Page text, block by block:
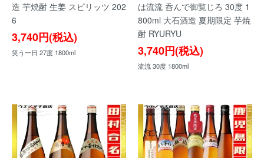
造 芋焼酎 生姜 スピリッツ 202
6
3,740円(税込)
笑う一日 27度 1800ml
は流流 呑んで御覧じろ 30度 1
800ml 大石酒造 夏期限定 芋焼
酎 RYURYU
3,740円(税込)
流流 30度 1800ml